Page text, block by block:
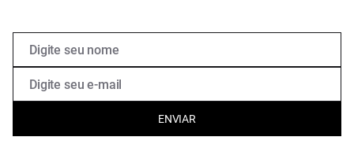
ENVIAR